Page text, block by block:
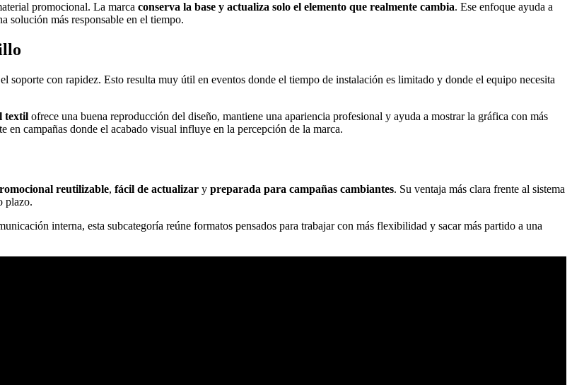
promocional. La marca conserva la base y actualiza solo el elemento que realmente cambia. Ese enfoque ayuda a
solución más responsable en el tiempo.
soporte con rapidez. Esto resulta muy útil en eventos donde el tiempo de instalación es limitado y donde el equipo necesita
textil ofrece una buena reproducción del diseño, mantiene una apariencia profesional y ayuda a mostrar la gráfica con más
en campañas donde el acabado visual influye en la percepción de la marca.
reutilizable, fácil de actualizar y preparada para campañas cambiantes. Su ventaja más clara frente al sistema
plazo.
interna, esta subcategoría reúne formatos pensados para trabajar con más flexibilidad y sacar más partido a una